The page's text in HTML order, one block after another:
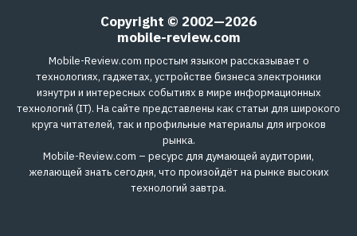
Copyright © 2002—2026
mobile-review.com
Mobile-Review.com простым языком рассказывает о
технологиях, гаджетах, устройстве бизнеса электроники
изнутри и интересных событиях в мире информационных
технологий (IT). На сайте представлены как статьи для широкого
круга читателей, так и профильные материалы для игроков
рынка.
Mobile-Review.com – ресурс для думающей аудитории,
желающей знать сегодня, что произойдёт на рынке высоких
технологий завтра.